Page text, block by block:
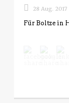
28 Aug. 2017
Für Boltze in